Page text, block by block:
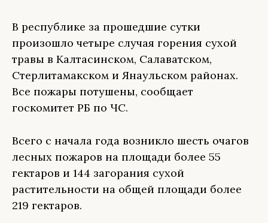
В республике за прошедшие сутки
произошло четыре случая горения сухой
травы в Калтасинском, Салаватском,
Стерлитамакском и Янаульском районах.
Все пожары потушены, сообщает
госкомитет РБ по ЧС.
Всего с начала года возникло шесть очагов
лесных пожаров на площади более 55
гектаров и 144 загорания сухой
растительности на общей площади более
219 гектаров.